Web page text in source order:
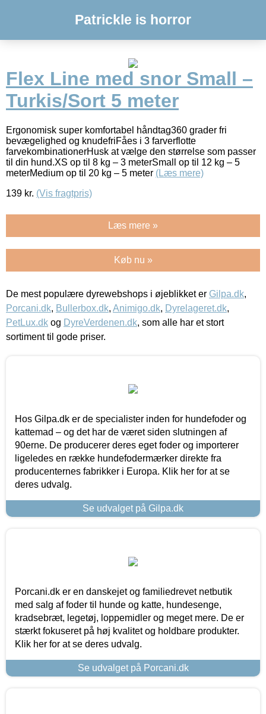
Patrickle is horror
Flex Line med snor Small –
Turkis/Sort 5 meter
Ergonomisk super komfortabel håndtag360 grader fri
bevægelighed og knudefriFåes i 3 farverflotte
farvekombinationerHusk at vælge den størrelse som passer
til din hund.XS op til 8 kg – 3 meterSmall op til 12 kg – 5
meterMedium op til 20 kg – 5 meter (Læs mere)
139 kr. (Vis fragtpris)
Læs mere »
Køb nu »
De mest populære dyrewebshops i øjeblikket er Gilpa.dk,
Porcani.dk, Bullerbox.dk, Animigo.dk, Dyrelageret.dk,
PetLux.dk og DyreVerdenen.dk, som alle har et stort
sortiment til gode priser.
Hos Gilpa.dk er de specialister inden for hundefoder og
kattemad – og det har de været siden slutningen af
90erne. De producerer deres eget foder og importerer
ligeledes en række hundefodermærker direkte fra
producenternes fabrikker i Europa. Klik her for at se
deres udvalg.
Se udvalget på Gilpa.dk
Porcani.dk er en danskejet og familiedrevet netbutik
med salg af foder til hunde og katte, hundesenge,
kradsebræt, legetøj, loppemidler og meget mere. De er
stærkt fokuseret på høj kvalitet og holdbare produkter.
Klik her for at se deres udvalg.
Se udvalget på Porcani.dk